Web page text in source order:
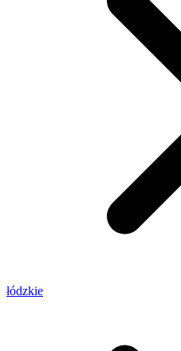
łódzkie